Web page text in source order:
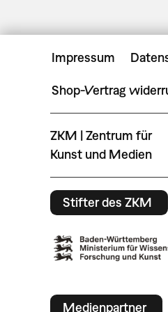
Impressum
Shop-Vertrag
ZKM | Zentrum für
Kunst und Medien
Stifter des ZKM
Medienpartner